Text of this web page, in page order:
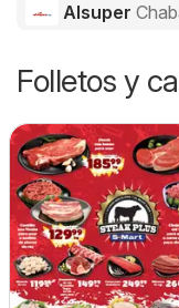
Alsuper
Folletos y